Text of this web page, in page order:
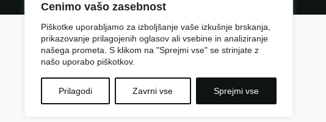
Cenimo vašo zasebnost
Piškotke uporabljamo za izboljšanje vaše izkušnje brskanja,
prikazovanje prilagojenih oglasov ali vsebine in analiziranje
našega prometa. S klikom na "Sprejmi vse" se strinjate z
našo uporabo piškotkov.
Prilagodi Zavrni vse Sprejmi vse